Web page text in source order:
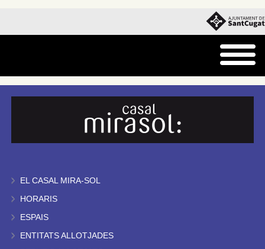
EL CASAL MIRA-SOL
HORARIS
ESPAIS
ENTITATS ALLOTJADES